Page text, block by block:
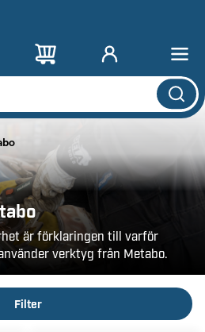
är förklaringen till varför
verktyg från Metabo.
Filter